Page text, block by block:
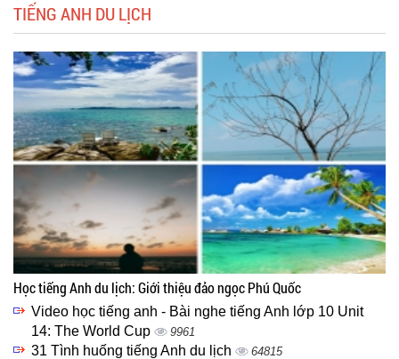
TIẾNG ANH DU LỊCH
Học tiếng Anh du lịch: Giới thiệu đảo ngọc Phú Quốc
Video học tiếng anh - Bài nghe tiếng Anh lớp 10 Unit
14: The World Cup
9961
31 Tình huống tiếng Anh du lịch 64815